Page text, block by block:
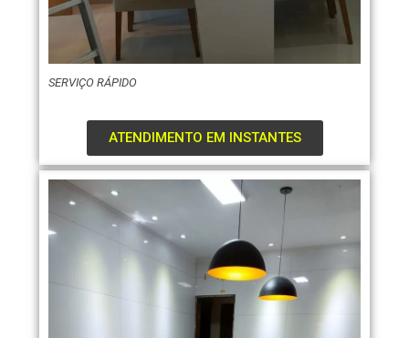
SERVIÇO RÁPIDO
ATENDIMENTO EM INSTANTES